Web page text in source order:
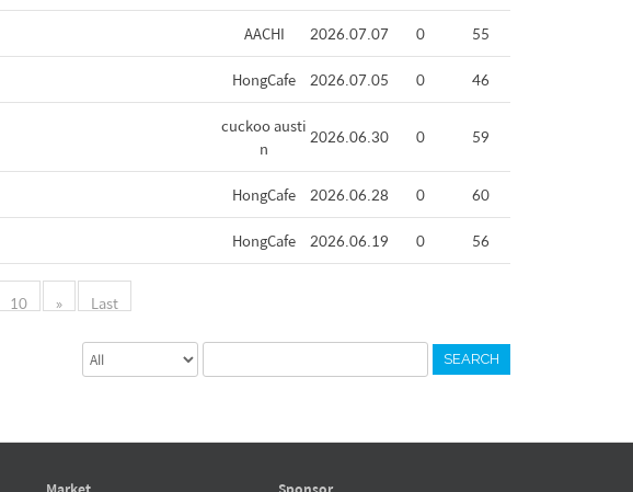
AACHI 2026.07.07 0
55
HongCafe 2026.07.05 0 46
cuckoo austi
n
2026.06.30 0 59
HongCafe 2026.06.28 0
60
HongCafe 2026.06.19 0 56
10 » Last
SEARCH